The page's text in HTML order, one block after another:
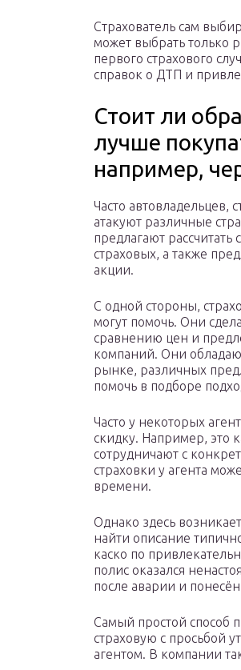
Страхователь сам
может выбрать только
первого страхового
справок о ДТП и
Стоит ли
лучше
например,
Часто автовладельцев,
атакуют различные
предлагают рассчитать
страховых, а также
акции.
С одной стороны,
могут помочь. Они
сравнению цен и
компаний. Они
рынке, различных
помочь в подборе
Часто у некоторых
скидку. Например, это
сотрудничают с
страховки у агента
времени.
Однако здесь
найти описание
каско по
полис оказался
после аварии и
Самый простой способ
страховую с просьбой
агентом. В компании